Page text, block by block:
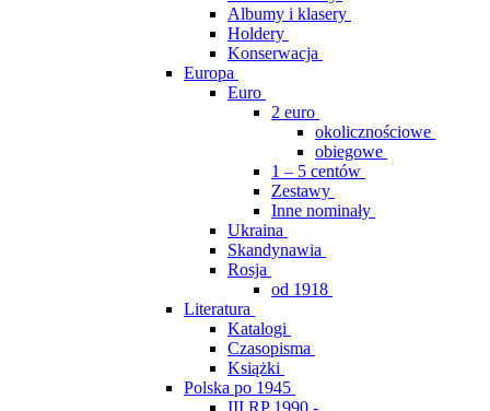
Albumy i klasery
Holdery
Konserwacja
Europa
Euro
2 euro
okolicznościowe
obiegowe
1 – 5 centów
Zestawy
Inne nominały
Ukraina
Skandynawia
Rosja
od 1918
Literatura
Katalogi
Czasopisma
Książki
Polska po 1945
III RP 1990 -